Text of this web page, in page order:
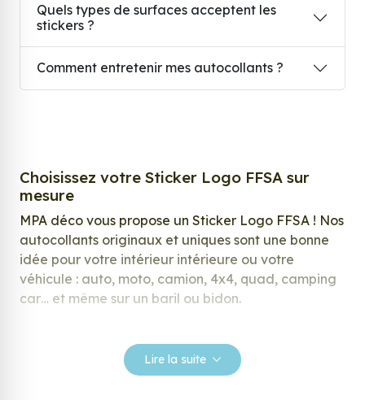
Quels types de surfaces acceptent les
stickers ?
Comment entretenir mes autocollants ?
Choisissez votre Sticker Logo FFSA sur
mesure
MPA déco vous propose un Sticker Logo FFSA ! Nos
autocollants originaux et uniques sont une bonne
idée pour votre intérieur intérieure ou votre
véhicule : auto, moto, camion, 4x4, quad, camping
car… et même sur un baril ou bidon.
répondre à vos attentes, laissez vous inspirer parmi
notre large gamme de stickers.
Lire la suite